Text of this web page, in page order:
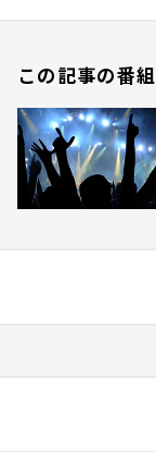
この記事の番